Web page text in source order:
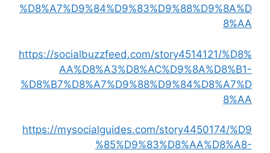
%D8%A7%D9%84%D9%83%D9%88%D9%8A%D
8%AA
https://socialbuzzfeed.com/story4514121/%D8%
AA%D8%A3%D8%AC%D9%8A%D8%B1-
%D8%B7%D8%A7%D9%88%D9%84%D8%A7%D
8%AA
https://mysocialguides.com/story4450174/%D9
%85%D9%83%D8%AA%D8%A8-